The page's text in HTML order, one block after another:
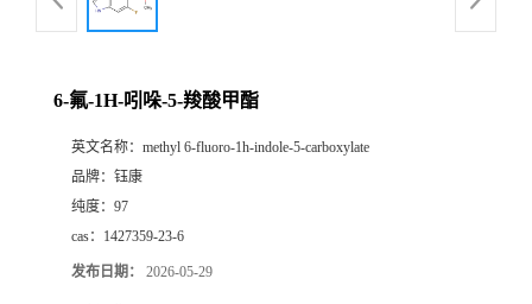
6-氟-1H-吲哚-5-羧酸甲酯
英文名称： methyl 6-fluoro-1h-indole-5-carboxylate
品牌： 钰康
纯度： 97
cas： 1427359-23-6
发布日期： 2026-05-29